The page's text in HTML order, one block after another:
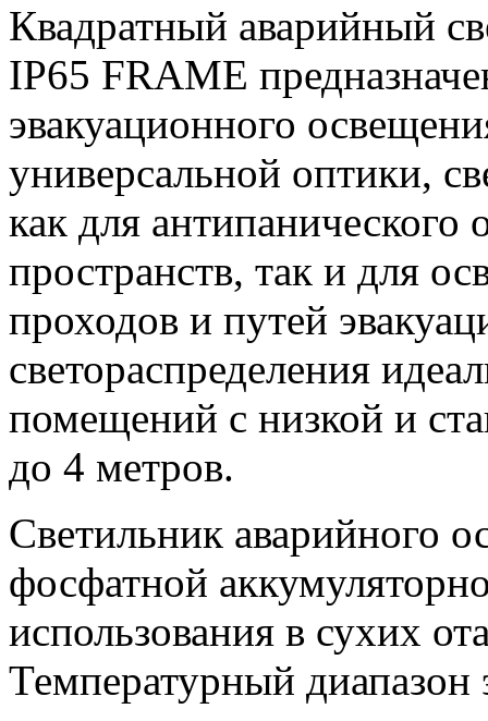
Квадратный аварийный
IP65 FRAME
эвакуационного
универсальной оптики,
как для
пространств, так и для
проходов и путей
светораспределения
помещений с низкой и
до 4 метров.
Светильник аварийного
фосфатной
использования в сухих
Температурный диапазон